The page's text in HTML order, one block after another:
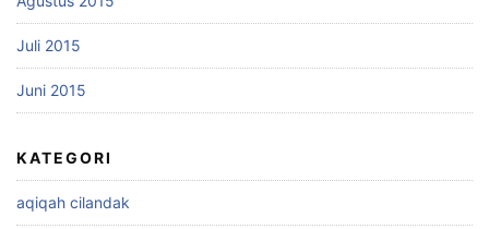
Juli 2015
Juni 2015
KATEGORI
aqiqah cilandak